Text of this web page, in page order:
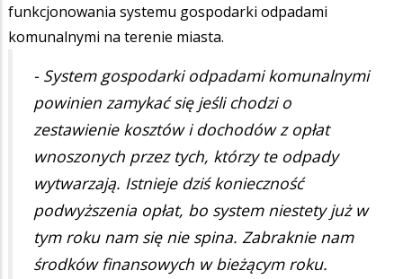
funkcjonowania systemu gospodarki odpadami
komunalnymi na terenie miasta.
- System gospodarki odpadami komunalnymi
powinien zamykać się jeśli chodzi o
zestawienie kosztów i dochodów z opłat
wnoszonych przez tych, którzy te odpady
wytwarzają. Istnieje dziś konieczność
podwyższenia opłat, bo system niestety już w
tym roku nam się nie spina. Zabraknie nam
środków finansowych w bieżącym roku.